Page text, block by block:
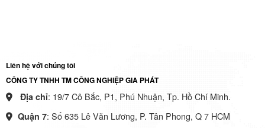
Liên hệ với chúng tôi
CÔNG TY TNHH TM CÔNG NGHIỆP GIA PHÁT
Địa chỉ: 19/7 Cô Bắc, P1, Phú Nhuận, Tp. Hồ Chí Minh.
Quận 7: Số 635 Lê Văn Lương, P. Tân Phong, Q 7 HCM